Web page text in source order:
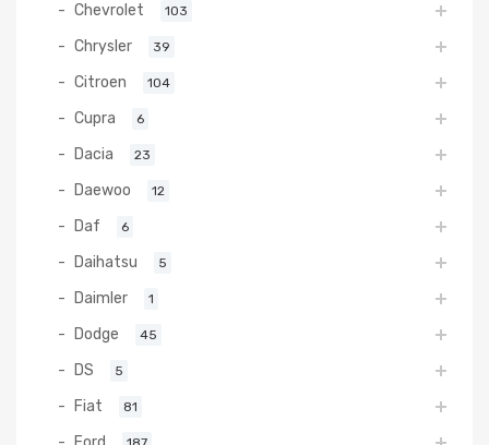
Chevrolet 103
Chrysler 39
Citroen 104
Cupra 6
Dacia 23
Daewoo 12
Daf 6
Daihatsu 5
Daimler 1
Dodge 45
DS 5
Fiat 81